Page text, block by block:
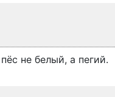
не белый, а пегий.